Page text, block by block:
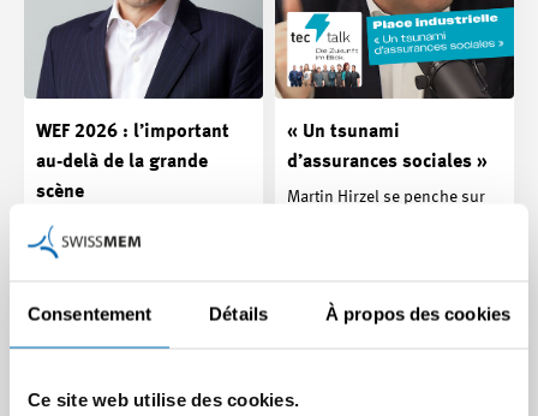
Consentement Détails À propos des cookies
Ce site web utilise des cookies.
WEF 2026 : l’important
au-delà de la grande
scène
Le Forum économique
mondial (WEF) de Davos de
l’ordre mondial multilatéral…
Article | 02.02.2026
« Un tsunami
d’assurances sociales »
Martin Hirzel se penche sur